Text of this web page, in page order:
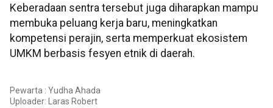
Keberadaan sentra tersebut juga diharapkan mampu
membuka peluang kerja baru, meningkatkan
kompetensi perajin, serta memperkuat ekosistem
UMKM berbasis fesyen etnik di daerah.
Pewarta : Yudha Ahada
Uploader:
Laras Robert